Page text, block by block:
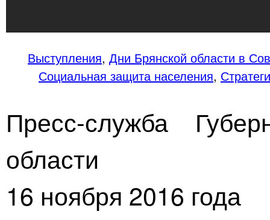
Выступления, Дни Брянской области в
Социальная защита населения,
Пресс-служба
области
16 ноября 2016 года